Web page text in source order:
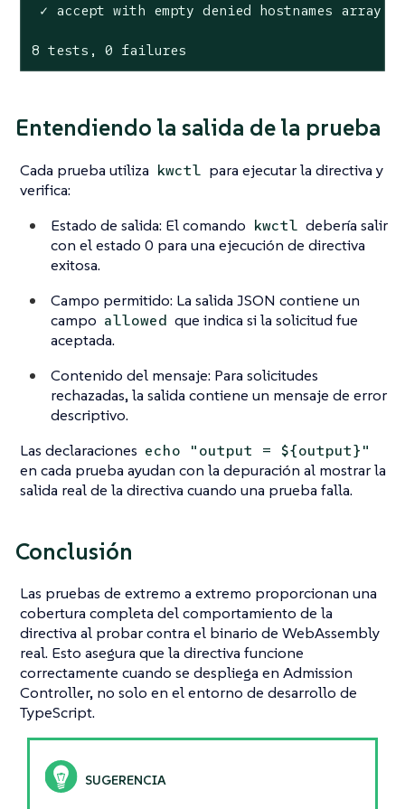
✓ accept with empty denied hostnames array
8 tests, 0 failures
Entendiendo la salida de la prueba
Cada prueba utiliza kwctl para ejecutar la directiva y
verifica:
Estado de salida: El comando kwctl debería salir
con el estado 0 para una ejecución de directiva
exitosa.
Campo permitido: La salida JSON contiene un
campo allowed que indica si la solicitud fue
aceptada.
Contenido del mensaje: Para solicitudes
rechazadas, la salida contiene un mensaje de error
descriptivo.
Las declaraciones echo "output = ${output}"
en cada prueba ayudan con la depuración al mostrar la
salida real de la directiva cuando una prueba falla.
Conclusión
Las pruebas de extremo a extremo proporcionan una
cobertura completa del comportamiento de la
directiva al probar contra el binario de WebAssembly
real. Esto asegura que la directiva funcione
correctamente cuando se despliega en Admission
Controller, no solo en el entorno de desarrollo de
TypeScript.